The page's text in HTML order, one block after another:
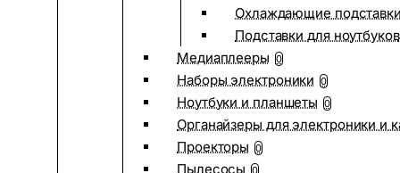
Охлаждающие
Подставки для ноутбуков
Медиаплееры 0
Наборы электроники 0
Ноутбуки и планшеты 0
Органайзеры для электроники и
Проекторы 0
Пылесосы 0